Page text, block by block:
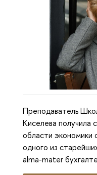
Преподаватель
Киселева получила
области
одного из
alma-mater